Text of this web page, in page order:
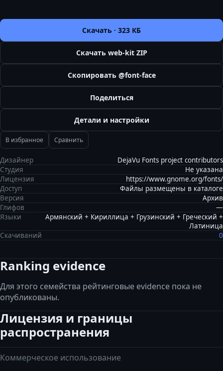
Скачать · 323 КБ
Скачать web-kit ZIP
Скопировать @font-face
Поделиться
Детали и настройки
В избранное Сравнить
Дизайнер
DejaVu Fonts project contributors
Студия
Не указана
Лицензия
https://www.gnome.org/fonts/
Доступ
Файлы размещены в каталоге
Версия
Архив
Глифов
—
Языки
Армянский + Кириллица + Грузинский + Греческий +
Латиница
Скачиваний
0
Ranking evidence
Для этого семейства рейтинговые evidence пока не
опубликованы.
Лицензия и границы
распространения
Коммерческое использование